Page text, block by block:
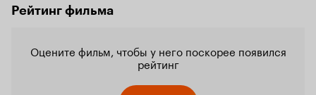
Рейтинг фильма
Оцените фильм, чтобы у него поскорее появился
рейтинг